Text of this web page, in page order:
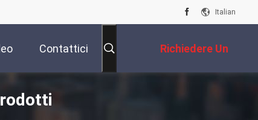
Italian
Contattici Richiedere Un
Preventivo